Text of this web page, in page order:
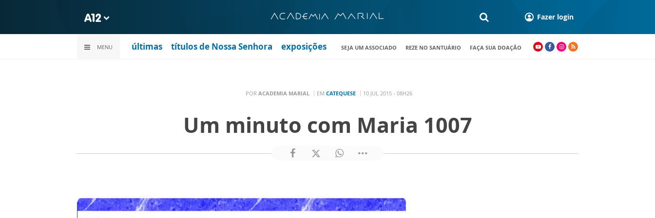
Fazer login
MENU últimas títulos de Nossa Senhora exposições SEJA UM ASSOCIADO REZE NO SANTUÁRIO FAÇA SUA DOAÇÃO
POR ACADEMIA MARIAL EM CATEQUESE 10 JUL 2015 - 08H26
Um minuto com Maria 1007